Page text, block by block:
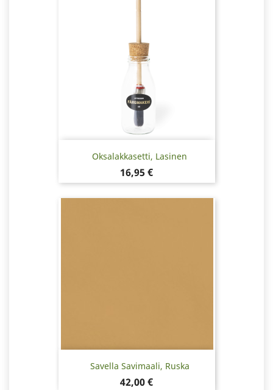
Oksalakkasetti, Lasinen
Hinta
16,95 €
Savella Savimaali, Ruska
Hinta
42,00 €